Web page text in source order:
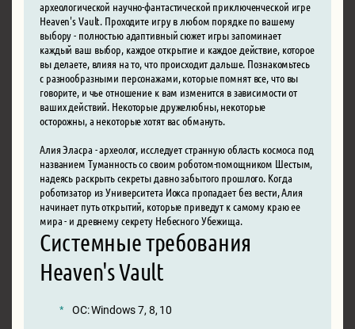
археологической научно-фантастической приключенческой игре
Heaven's Vault. Проходите игру в любом порядке по вашему
выбору - полностью адаптивный сюжет игры запоминает
каждый ваш выбор, каждое открытие и каждое действие, которое
вы делаете, влияя на то, что происходит дальше. Познакомьтесь
с разнообразными персонажами, которые помнят все, что вы
говорите, и чье отношение к вам изменится в зависимости от
ваших действий. Некоторые дружелюбны, некоторые
осторожны, а некоторые хотят вас обмануть.
Алия Эласра - археолог, исследует странную область космоса под
названием Туманность со своим роботом-помощником Шестым,
надеясь раскрыть секреты давно забытого прошлого. Когда
роботизатор из Университета Иокса пропадает без вести, Алия
начинает путь открытий, которые приведут к самому краю ее
мира - и древнему секрету Небесного Убежища.
Системные требования
Heaven's Vault
ОС: Windows 7, 8, 10